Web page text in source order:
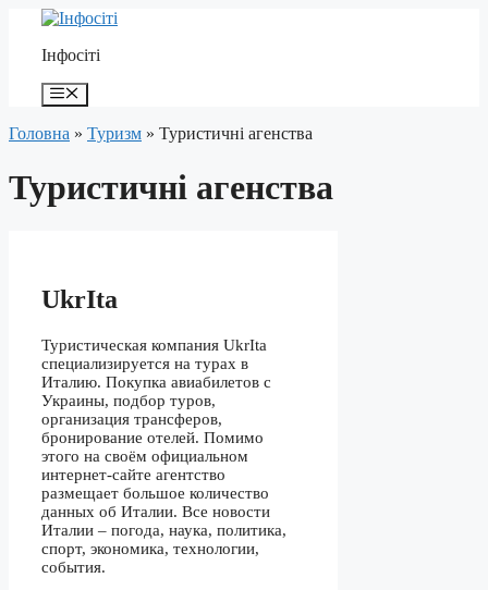
Перейти
контенту
Інфосіті
Меню
Головна » Туризм » Туристичні агенства
Туристичні агенства
UkrIta
Туристическая компания UkrIta
специализируется на турах в
Италию. Покупка авиабилетов с
Украины, подбор туров,
организация трансферов,
бронирование отелей. Помимо
этого на своём официальном
интернет-сайте агентство
размещает большое количество
данных об Италии. Все новости
Италии – погода, наука, политика,
спорт, экономика, технологии,
события.